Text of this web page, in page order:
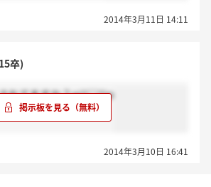
2014年3月11日 14:11
卒)
れてますか？o(^▽^)o
2014年3月10日 16:41